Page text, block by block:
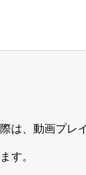
、動画プレ
す。